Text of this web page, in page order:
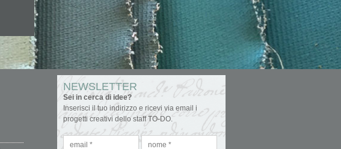
NEWSLETTER
Sei in cerca di idee?
Inserisci il tuo indirizzo e ricevi via email i
progetti creativi dello staff TO-DO.